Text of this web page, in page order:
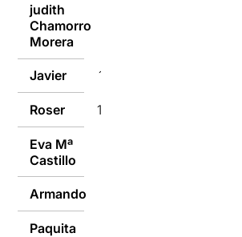
judith
Chamorro
Morera
Javier 11/09/2018
Roser 11/09/2018
Eva Mª
Castillo
Armando
Paquita